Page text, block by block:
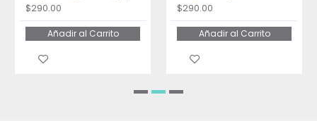
$290.00
Añadir al Carrito
$290.00
Añadir al Carrito